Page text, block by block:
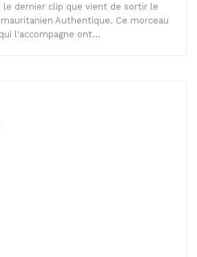
le dernier clip que vient de sortir le
Authentique. Ce morceau
l'accompagne ont…